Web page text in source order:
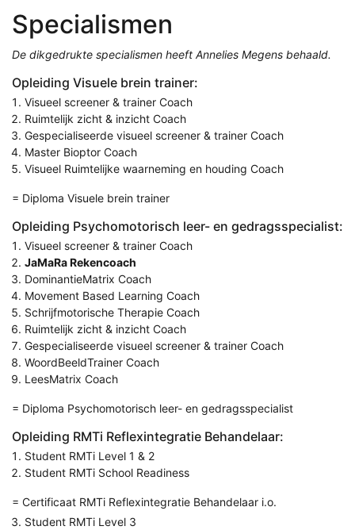
Specialismen
De dikgedrukte specialismen heeft Annelies Megens behaald.
Opleiding Visuele brein trainer:
Visueel screener & trainer Coach
Ruimtelijk zicht & inzicht Coach
Gespecialiseerde visueel screener & trainer Coach
Master Bioptor Coach
Visueel Ruimtelijke waarneming en houding Coach
= Diploma Visuele brein trainer
Opleiding Psychomotorisch leer- en gedragsspecialist:
Visueel screener & trainer Coach
JaMaRa Rekencoach
DominantieMatrix Coach
Movement Based Learning Coach
Schrijfmotorische Therapie Coach
Ruimtelijk zicht & inzicht Coach
Gespecialiseerde visueel screener & trainer Coach
WoordBeeldTrainer Coach
LeesMatrix Coach
= Diploma Psychomotorisch leer- en gedragsspecialist
Opleiding RMTi Reflexintegratie Behandelaar:
Student RMTi Level 1 & 2
Student RMTi School Readiness
= Certificaat RMTi Reflexintegratie Behandelaar i.o.
Student RMTi Level 3